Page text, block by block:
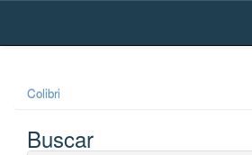
Skip
Colibri
Buscar